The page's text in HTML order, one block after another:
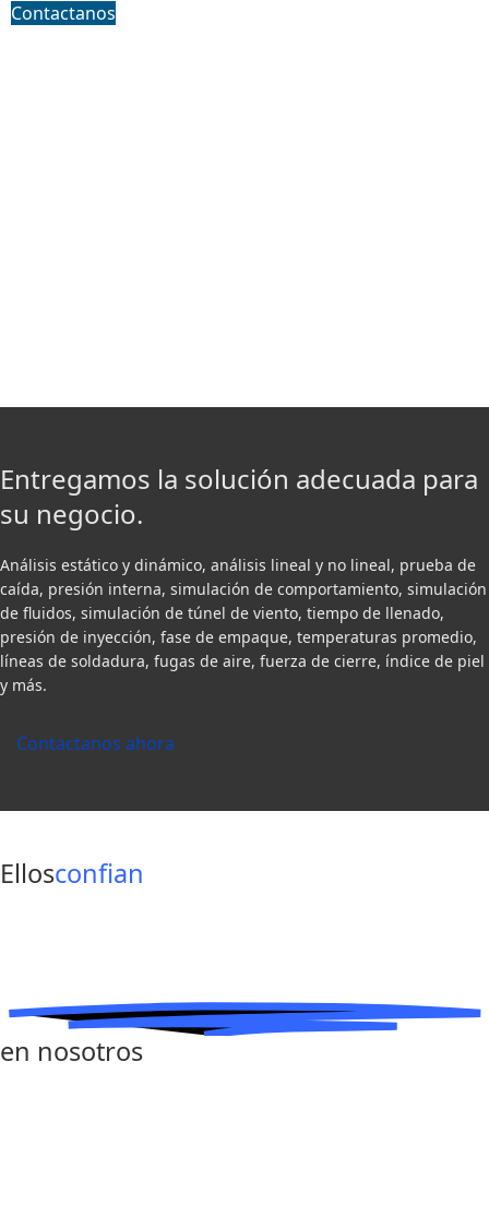
Contactanos
Entregamos la solución adecuada para
su negocio.
Análisis estático y dinámico, análisis lineal y no lineal, prueba de
caída, presión interna, simulación de comportamiento, simulación
de fluidos, simulación de túnel de viento, tiempo de llenado,
presión de inyección, fase de empaque, temperaturas promedio,
líneas de soldadura, fugas de aire, fuerza de cierre, índice de piel
y más.
Contactanos ahora
Ellosconfian
en nosotros